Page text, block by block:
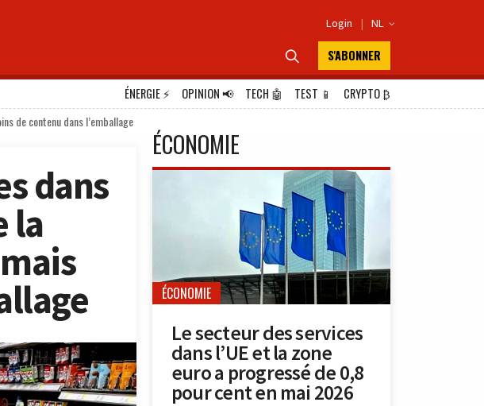
Login | NL 
 S'ABONNER
ÉNERGIE⚡ OPINION📢 TECH 🤖 TEST 📱 CRYPTO₿
de contenu dans l’emballage
dans
la
ÉCONOMIE
ÉCONOMIE
Le secteur des services
dans l’UE et la zone
euro a progressé de 0,8
pour cent en mai 2026